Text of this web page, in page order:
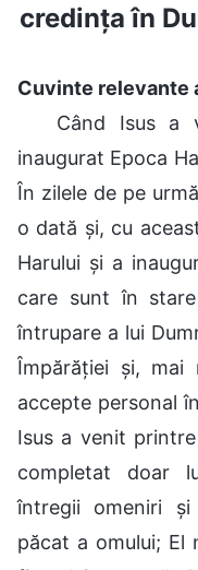
credința în
Cuvinte relevante
Când Isus a
inaugurat Epoca
În zilele de pe
o dată și, cu
Harului și a
care sunt în
întrupare a lui
Împărăției și, mai
accepte personal
Isus a venit
completat doar
întregii omeniri
păcat a omului; El